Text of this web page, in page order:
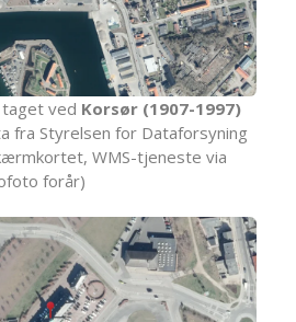
ved Korsør (1907-1997)
fra Styrelsen for Dataforsyning
WMS-tjeneste via
forår)